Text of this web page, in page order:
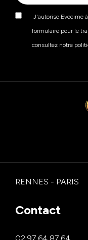
J'autorise Evocime
formulaire pour le
consultez notre
RENNES - PARIS
Contact